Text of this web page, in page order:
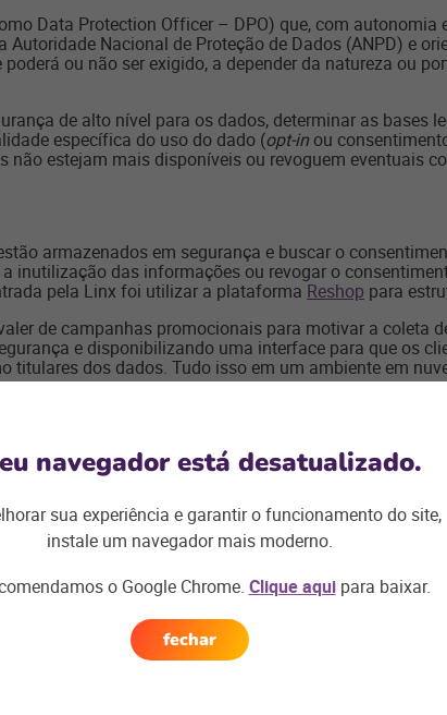
Data Protection Officer – DPO) que, com autonomia
Nacional de Proteção de Dados (ANPD) e
ou não ser exigido, a depender da natureza ou
de alto nível para os dados, determinar as bases
específica do uso do dado (opt-in ou
não estejam mais disponíveis ou revoguem eventuais
armazenados em segurança e buscar o
inutilização das informações ou revogar o
pela Linx foi utilizar a plataforma Reshop para
de campanhas promocionais para motivar a coleta
e disponibilizando uma interface para que os
titulares dos dados. Tudo isso em um ambiente em
com seus consumidores via e-mail, envio de
o risco de não poder usar essas informações, caso não
direto está em xeque e o valor dessas bases é
fazem para conquistar mais clientes.
faça os investimentos corretos em assessoria e
navegador está desatualizado.
sua experiência e garantir o funcionamento do site,
instale um navegador mais moderno.
o Google Chrome. Clique aquipara baixar.
fechar